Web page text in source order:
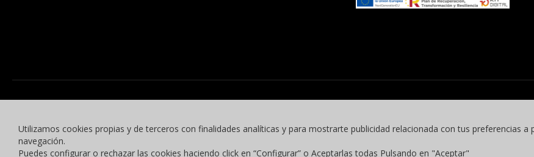
© 2015 -2023 Benyben Ropa Deportiva. Todos los derechos reservados.
Utilizamos cookies propias y de terceros con finalidades analíticas y para mostrarte publicidad relacionada con tus preferencias a
navegación.
Puedes configurar o rechazar las cookies haciendo click en “Configurar” o Aceptarlas todas Pulsando en "Aceptar"